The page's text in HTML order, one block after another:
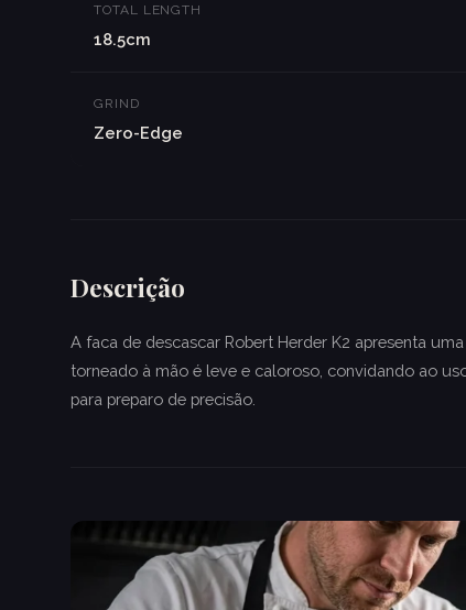
TOTAL LENGTH
18.5cm
GRIND
Zero-Edge
Descrição
A faca de descascar Robert Herder K2 apresenta
torneado à mão é leve e caloroso, convidando ao
para preparo de precisão.